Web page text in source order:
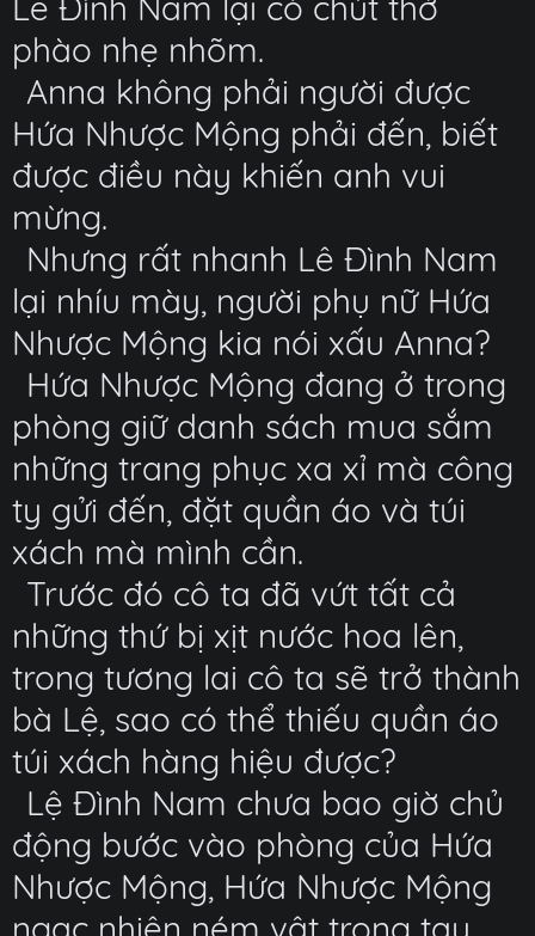
phào nhẹ nhõm.
Anna không phải người được
Hứa Nhược Mộng phải đến, biết
được điều này khiến anh vui
mừng.
Nhưng rất nhanh Lê Đình Nam
lại nhíu mày, người phụ nữ Hứa
Nhược Mộng kia nói xấu Anna?
Hứa Nhược Mộng đang ở trong
phòng giữ danh sách mua sắm
những trang phục xa xỉ mà công
ty gửi đến, đặt quần áo và túi
xách mà mình cần.
Trước đó cô ta đã vứt tất cả
những thứ bị xịt nước hoa lên,
trong tương lai cô ta sẽ trở thành
bà Lệ, sao có thể thiếu quần áo
túi xách hàng hiệu được?
Lệ Đình Nam chưa bao giờ chủ
động bước vào phòng của Hứa
Nhược Mộng, Hứa Nhược Mộng